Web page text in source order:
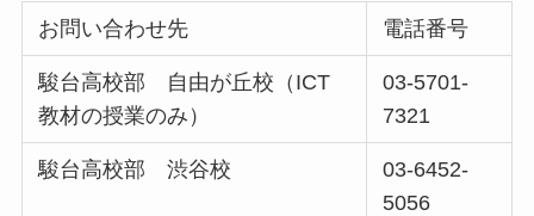
お問い合わせ先 電話番号
駿台高校部 自由が丘校（ICT
教材の授業のみ）
03-5701-
7321
駿台高校部 渋谷校
03-6452-
5056